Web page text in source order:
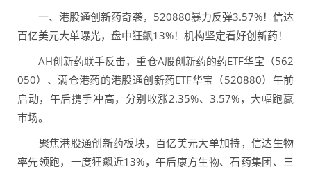
一、港股通创新药奇袭，520880暴力反弹3.57%！信达
百亿美元大单曝光，盘中狂飙13%！机构坚定看好创新药！
AH创新药联手反击，重仓A股创新药的药ETF华宝（562
050）、满仓港药的港股通创新药ETF华宝（520880）午前
启动，午后携手冲高，分别收涨2.35%、3.57%，大幅跑赢
市场。
聚焦港股通创新药板块，百亿美元大单加持，信达生物
率先领跑，一度狂飙近13%，午后康方生物、石药集团、三